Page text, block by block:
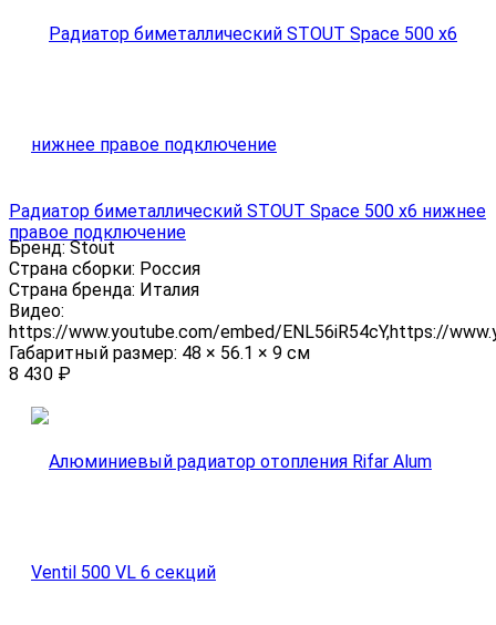
Радиатор биметаллический STOUT Space 500 x6 нижнее
правое подключение
Бренд: Stout
Страна сборки: Россия
Страна бренда: Италия
Видео:
https://www.youtube.com/embed/ENL56iR54cY,https://
Габаритный размер: 48 × 56.1 × 9 см
8 430 ₽